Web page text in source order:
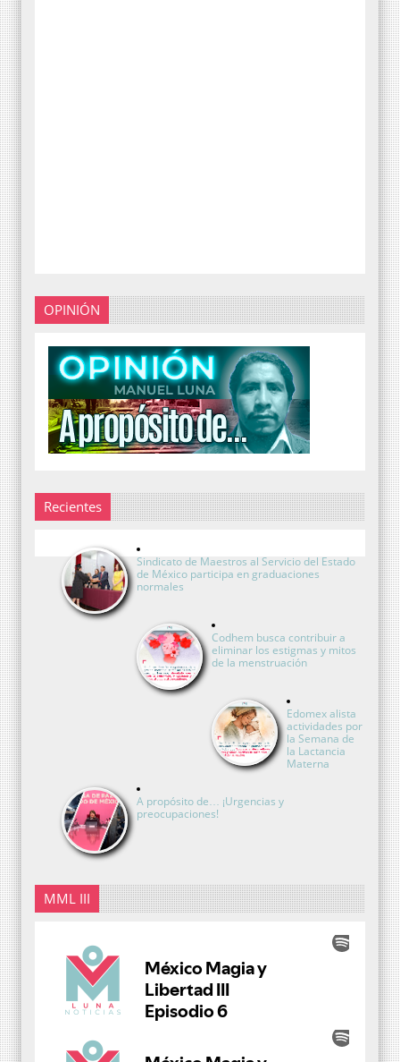
OPINIÓN
Recientes
Sindicato de Maestros al Servicio del Estado
de México participa en graduaciones
normales
Codhem busca contribuir a
eliminar los estigmas y mitos
de la menstruación
Edomex alista
actividades por
la Semana de
la Lactancia
Materna
A propósito de… ¡Urgencias y
preocupaciones!
MML III